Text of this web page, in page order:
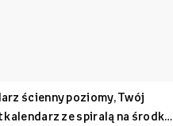
ścienny poziomy, Twój
kalendarz ze spiralą na środku,